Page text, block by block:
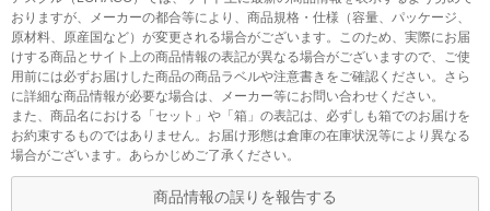
おりますが、メーカーの都合等により、商品規格・仕様（容量、パッケージ、
原材料、原産国など）が変更される場合がございます。このため、実際にお届
けする商品とサイト上の商品情報の表記が異なる場合がございますので、ご使
用前には必ずお届けした商品の商品ラベルや注意書きをご確認ください。さら
に詳細な商品情報が必要な場合は、メーカー等にお問い合わせください。
また、商品名における「セット」や「箱」の表記は、必ずしも箱でのお届けを
お約束するものではありません。お届け形態は倉庫の在庫状況等により異なる
場合がございます。あらかじめご了承ください。
商品情報の誤りを報告する